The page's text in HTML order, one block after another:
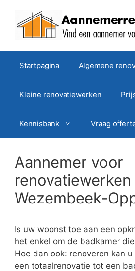
Startpagina Algemene
Kleine renovatiewerken
Kennisbank Vraag
Aannemer voor
renovatiewerken
Wezembeek-
Is uw woonst toe aan een
het enkel om de badkamer
Hoe dan ook: renoveren kan
een totaalrenovatie tot een